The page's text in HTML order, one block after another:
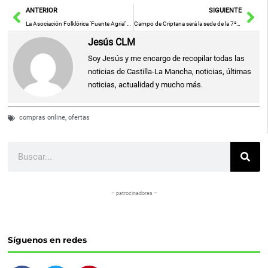
AntANTERIOR
La Asociación Folklórica ‘Fuente Agria’ Presenta su Tradicional Recital de Mayos en la Parroquia Virgen de Gracia este Viernes
SIGUIENTE
Campo de Criptana será la sede de la 7ª jornada del Circuito Benjamín Globalcaja este domingo
Jesús CLM
Soy Jesús y me encargo de recopilar todas las
noticias de Castilla-La Mancha, noticias, últimas
noticias, actualidad y mucho más.
compras online,ofertas
– patrocinadores –
Síguenos en redes